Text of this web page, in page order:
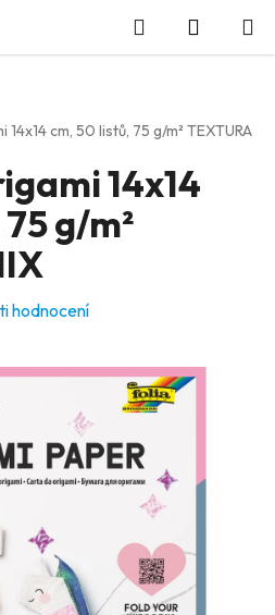
Hledat
KOŠÍK
cm, 50 listů, 75 g/m² TEXTURA
14x14
g/m²
hodnocení